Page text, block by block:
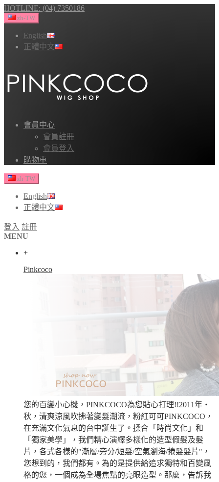
HOTLINE: (04) 7350186
zh-TW
English
正體中文
會員中心
會員註冊
會員登入
購物車
zh-TW
English
正體中文
登入 註冊
MENU
+
Pinkcoco
您的百變小心機，PINKCOCO為您貼心打理!!2011年‧
秋，清爽涼風吹拂著變髮潮流，粉紅可可PINKCOCO，
在充滿文化氣息的台中誕生了。揉合「時尚文化」和
「獨家美學」，我們精心演繹多樣化的造型假髮及髮
片，各式各樣的"漸層/旁分/短髮/空氣瀏海/捲髮髮片"，
您想到的，我們都有。為的是提供給追求獨特和百變風
格的您，一個成為全場焦點的亮眼造型。那麼，告訴我